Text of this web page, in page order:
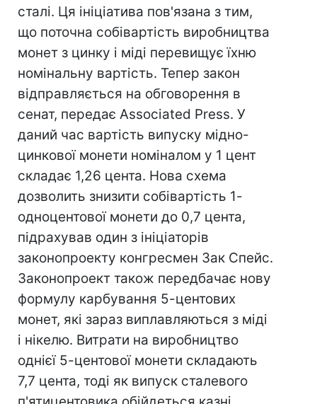
сталі. Ця ініціатива пов'язана з тим,
що поточна собівартість виробництва
монет з цинку і міді перевищує їхню
номінальну вартість. Тепер закон
відправляється на обговорення в
сенат, передає Associated Press. У
даний час вартість випуску мідно-
цинкової монети номіналом у 1 цент
складає 1,26 цента. Нова схема
дозволить знизити собівартість 1-
одноцентової монети до 0,7 цента,
підрахував один з ініціаторів
законопроекту конгресмен Зак Спейс.
Законопроект також передбачає нову
формулу карбування 5-центових
монет, які зараз виплавляються з міді
і нікелю. Витрати на виробництво
однієї 5-центової монети складають
7,7 цента, тоді як випуск сталевого